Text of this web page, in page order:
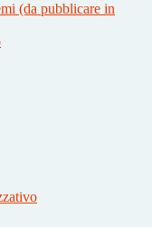
(da pubblicare in